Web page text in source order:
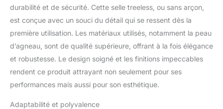
composée garantie un
maximum de confort.
Les anneaux d’acier
permettent la fixation
d’étriers. La selle est
résistante à la machine à
laver et sèche linge.
PEAU D’AGNEAU
durabilité et de sécurité. Cette selle treeless, ou sans arçon,
est conçue avec un souci du détail qui se ressent dès la
première utilisation. Les matériaux utilisés, notamment la peau
d’agneau, sont de qualité supérieure, offrant à la fois élégance
et robustesse. Le design soigné et les finitions impeccables
rendent ce produit attrayant non seulement pour ses
performances mais aussi pour son esthétique.
Adaptabilité et polyvalence